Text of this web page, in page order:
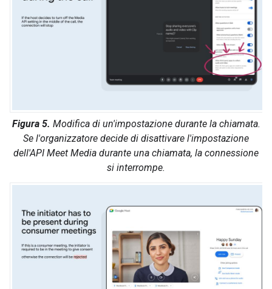
Figura 5. Modifica di un'impostazione durante la chiamata.
Se l'organizzatore decide di disattivare l'impostazione
dell'API Meet Media durante una chiamata, la connessione
si interrompe.